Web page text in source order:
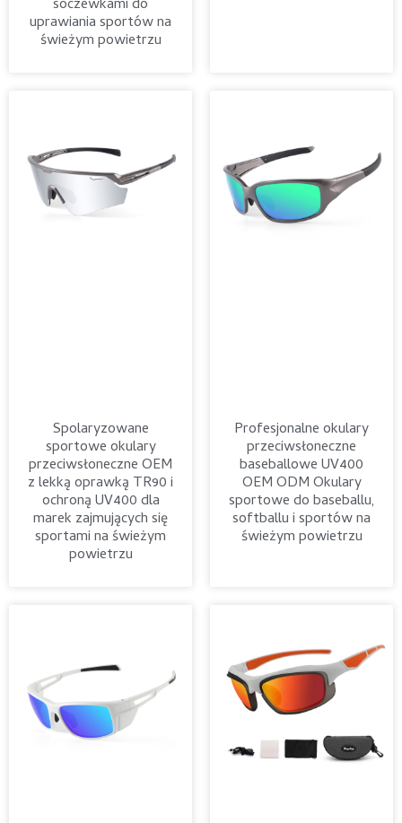
soczewkami do
uprawiania sportów na
świeżym powietrzu
Spolaryzowane
sportowe okulary
przeciwsłoneczne OEM
z lekką oprawką TR90 i
ochroną UV400 dla
marek zajmujących się
sportami na świeżym
powietrzu
Profesjonalne okulary
przeciwsłoneczne
baseballowe UV400
OEM ODM Okulary
sportowe do baseballu,
softballu i sportów na
świeżym powietrzu